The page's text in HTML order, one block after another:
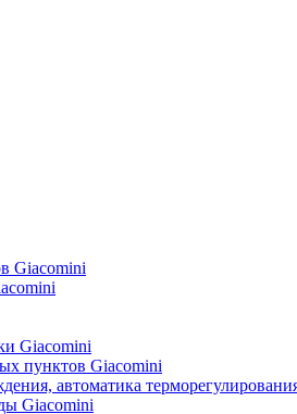
Giacomini
Giacomini
пунктов Giacomini
автоматика
Giacomini